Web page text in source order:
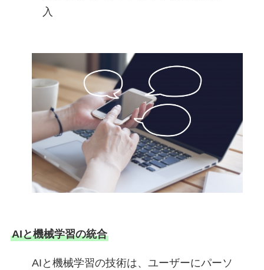
入
AIと機械学習の統合
AIと機械学習の技術は、ユーザーにパーソ